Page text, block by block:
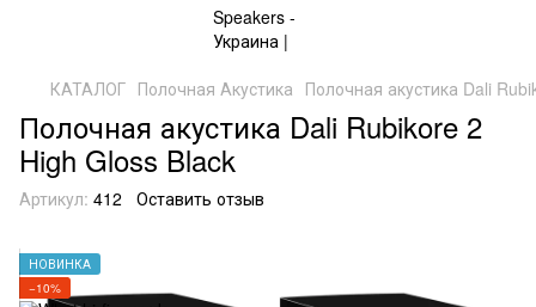
КАТАЛОГ Полочная Акустика Полочная акустика Dali
Полочная акустика Dali Rubikore 2
High Gloss Black
Артикул: 412 Оставить отзыв
НОВИНКА
−10%